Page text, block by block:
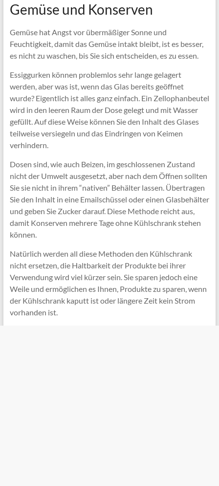
Gemüse und Konserven
Gemüse hat Angst vor übermäßiger Sonne und
Feuchtigkeit, damit das Gemüse intakt bleibt, ist es besser,
es nicht zu waschen, bis Sie sich entscheiden, es zu essen.
Essiggurken können problemlos sehr lange gelagert
werden, aber was ist, wenn das Glas bereits geöffnet
wurde? Eigentlich ist alles ganz einfach. Ein Zellophanbeutel
wird in den leeren Raum der Dose gelegt und mit Wasser
gefüllt. Auf diese Weise können Sie den Inhalt des Glases
teilweise versiegeln und das Eindringen von Keimen
verhindern.
Dosen sind, wie auch Beizen, im geschlossenen Zustand
nicht der Umwelt ausgesetzt, aber nach dem Öffnen sollten
Sie sie nicht in ihrem “nativen” Behälter lassen. Übertragen
Sie den Inhalt in eine Emailschüssel oder einen Glasbehälter
und geben Sie Zucker darauf. Diese Methode reicht aus,
damit Konserven mehrere Tage ohne Kühlschrank stehen
können.
Natürlich werden all diese Methoden den Kühlschrank
nicht ersetzen, die Haltbarkeit der Produkte bei ihrer
Verwendung wird viel kürzer sein. Sie sparen jedoch eine
Weile und ermöglichen es Ihnen, Produkte zu sparen, wenn
der Kühlschrank kaputt ist oder längere Zeit kein Strom
vorhanden ist.